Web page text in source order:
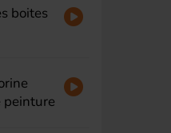
boites
peinture